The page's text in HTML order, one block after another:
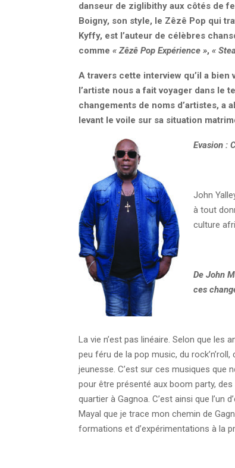
danseur de ziglibithy aux côtés de
Boigny, son style, le Zêzê Pop qui
Kyffy, est l’auteur de célèbres
comme «Zêzê Pop Expérience », «
A travers cette interview qu’il a
l’artiste nous a fait voyager dans le
changements de noms d’artistes, a
levant le voile sur sa situation
Evasion :
John
à tout
culture
De John
ces
La vie n’est pas linéaire. Selon que les
peu féru de la pop music, du
jeunesse. C’est sur ces musiques que
pour être présenté aux boom party,
quartier à Gagnoa. C’est ainsi que l’un
Mayal que je trace mon chemin de
formations et d’expérimentations à la